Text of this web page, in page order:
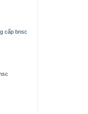
cấp bnsc